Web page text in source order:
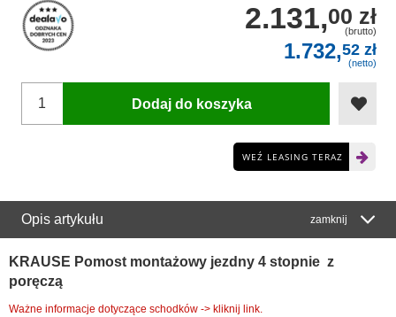
2.131,00 zł
(brutto)
1.732,52 zł
(netto)
Dodaj do koszyka
WEŹ LEASING TERAZ
Opis artykułu zamknij
KRAUSE Pomost montażowy jezdny 4 stopnie z
poręczą
Ważne informacje dotyczące schodków -> kliknij link.